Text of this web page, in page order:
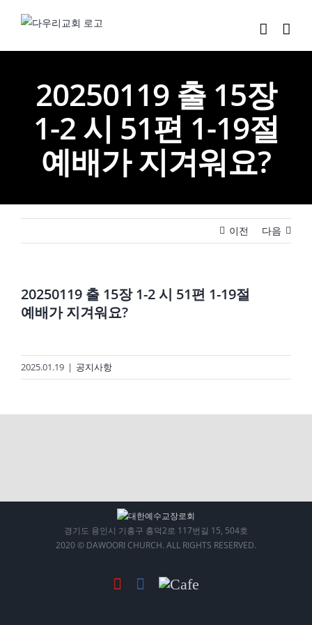
20250119 출 15장
1-2 시 51편 1-19절
예배가 지겨워요?
이전 다음
20250119 출 15장 1-2 시 51편 1-19절
예배가 지겨워요?
2025.01.19 | 공지사항
경기도 용인시 기흥구 흥덕2로 117번길 15, 504호
2020 © DAWOORI CHURCH. ALL RIGHTS RESERVED.
YouTubeFacebook
Cafe